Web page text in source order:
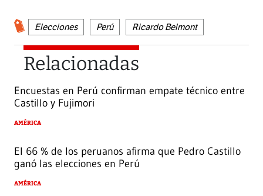
Elecciones Perú Ricardo Belmont
Relacionadas
Encuestas en Perú confirman empate técnico entre
Castillo y Fujimori
AMÉRICA
El 66 % de los peruanos afirma que Pedro Castillo
ganó las elecciones en Perú
AMÉRICA